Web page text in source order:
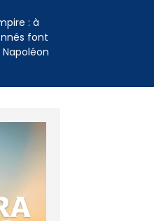
: à
font